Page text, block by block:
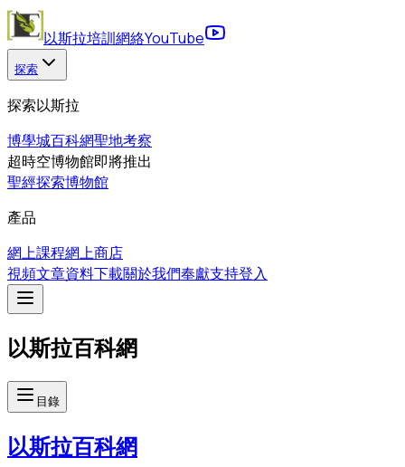
以斯拉培訓網絡YouTube
探索
探索以斯拉
博學城百科網聖地考察
超時空博物館即將推出
聖經探索博物館
產品
網上課程網上商店
視頻文章資料下載關於我們奉獻支持登入
以斯拉百科網
目錄
以斯拉百科網